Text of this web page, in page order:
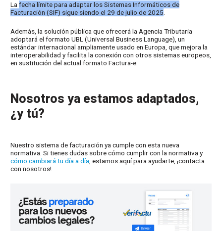
Lafecha límite para adaptar los Sistemas Informáticos de
Facturación (SIF) sigue siendo el 29 de julio de 2025.
Además, la solución pública que ofrecerá la Agencia Tributaria
adoptará el formato UBL (Universal Business Language), un
estándar internacional ampliamente usado en Europa, que mejora la
interoperabilidad y facilita la conexión con otros sistemas europeos,
en sustitución del actual formato Factura-e.
Nosotros ya estamos adaptados,
¿y tú?
Nuestro sistema de facturación ya cumple con esta nueva
normativa. Si tienes dudas sobre cómo cumplir con la normativa y
cómo cambiará tu día a día , estamos aquí para ayudarte, ¡contacta
con nosotros!